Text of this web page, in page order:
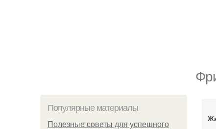
Популярные материалы
Полезные советы для успешного